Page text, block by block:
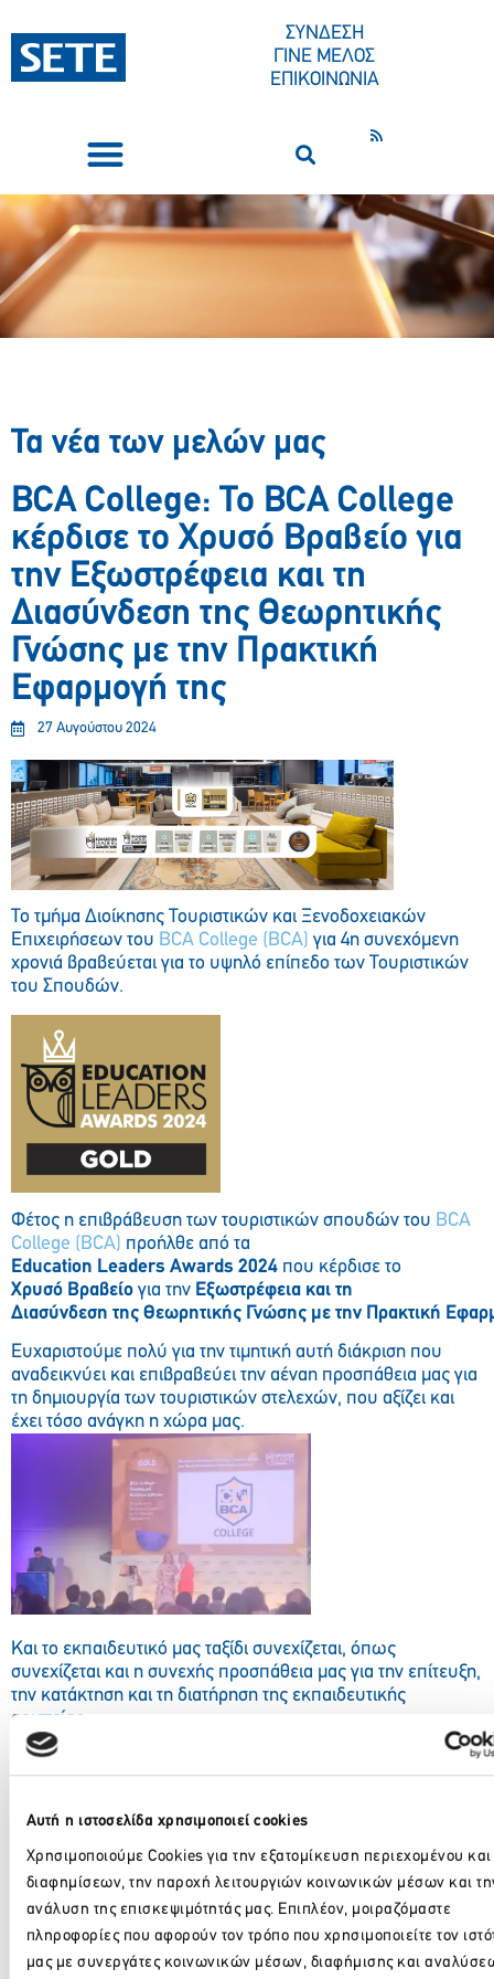
Αυτή η ιστοσελίδα χρησιμοποιεί cookies
Χρησιμοποιούμε Cookies για την εξατομίκευση περιεχομένου και
διαφημίσεων, την παροχή λειτουργιών κοινωνικών μέσων και
ανάλυση της επισκεψιμότητάς μας. Επιπλέον, μοιραζόμαστε
πληροφορίες που αφορούν τον τρόπο που χρησιμοποιείτε τον
μας με συνεργάτες κοινωνικών μέσων, διαφήμισης και
ΣΥΝΔΕΣΗ
ΓΙΝΕ ΜΕΛΟΣ
ΕΠΙΚΟΙΝΩΝΙΑ
Τα νέα των μελών μας
BCA College: Το BCA College
κέρδισε το Χρυσό Βραβείο για
την Εξωστρέφεια και τη
Διασύνδεση της Θεωρητικής
Γνώσης με την Πρακτική
Εφαρμογή της
27 Αυγούστου 2024
To τμήμα Διοίκησης Τουριστικών και Ξενοδοχειακών
Επιχειρήσεων του BCA College (BCA) για 4η συνεχόμενη
χρονιά βραβεύεται για το υψηλό επίπεδο των Τουριστικών
του Σπουδών.
Φέτος η επιβράβευση των τουριστικών σπουδών του BCA
College (BCA) προήλθε από τα
Education Leaders Awards 2024 που κέρδισε το
Χρυσό Βραβείο για την Εξωστρέφεια και τη
Διασύνδεση της Θεωρητικής Γνώσης με την Πρακτική
Ευχαριστούμε πολύ για την τιμητική αυτή διάκριση που
αναδεικνύει και επιβραβεύει την αέναη προσπάθεια μας για
τη δημιουργία των τουριστικών στελεχών, που αξίζει και
έχει τόσο ανάγκη η χώρα μας.
Και το εκπαιδευτικό μας ταξίδι συνεχίζεται, όπως
συνεχίζεται και η συνεχής προσπάθεια μας για την επίτευξη,
την κατάκτηση και τη διατήρηση της εκπαιδευτικής
αριστείας.
Facebook Twitter
Πίσω
Πρόσφατα νέα